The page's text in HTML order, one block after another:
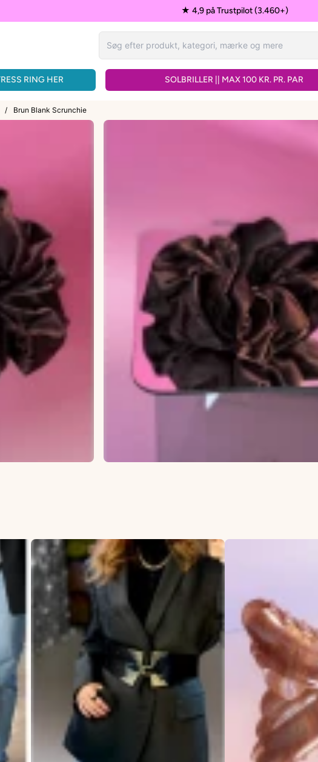
★ 4,9 på Trustpilot (3.460+)
RING HER SOLBRILLER || MAX 100 KR. PR. PAR
/
Brun Blank Scrunchie